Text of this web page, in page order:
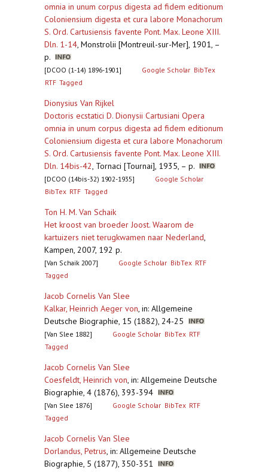
omnia in unum corpus digesta ad fidem editionum
Coloniensium digesta et cura labore Monachorum
S. Ord. Cartusiensis favente Pont. Max. Leone XIII.
Dln. 1-14, Monstrolii [Montreuil-sur-Mer], 1901, –
p.
[DCOO (1-14) 1896-1901] Google Scholar BibTex
RTF Tagged
Dionysius Van Rijkel
Doctoris ecstatici D. Dionysii Cartusiani Opera
omnia in unum corpus digesta ad fidem editionum
Coloniensium digesta et cura labore Monachorum
S. Ord. Cartusiensis favente Pont. Max. Leone XIII.
Dln. 14bis-42, Tornaci [Tournai], 1935, – p.
[DCOO (14bis-32) 1902-1935]
Google Scholar
BibTex RTF Tagged
Ton H. M. Van Schaik
Het kroost van broeder Joost. Waarom de
kartuizers niet terugkwamen naar Nederland,
Kampen, 2007, 192 p.
[Van Schaik 2007] Google Scholar BibTex RTF
Tagged
Jacob Cornelis Van Slee
Kalkar, Heinrich Aeger von, in: Allgemeine
Deutsche Biographie, 15 (1882), 24-25
[Van Slee 1882] Google Scholar BibTex RTF
Tagged
Jacob Cornelis Van Slee
Coesfeldt, Heinrich von, in: Allgemeine Deutsche
Biographie, 4 (1876), 393-394
[Van Slee 1876] Google Scholar BibTex RTF
Tagged
Jacob Cornelis Van Slee
Dorlandus, Petrus, in: Allgemeine Deutsche
Biographie, 5 (1877), 350-351